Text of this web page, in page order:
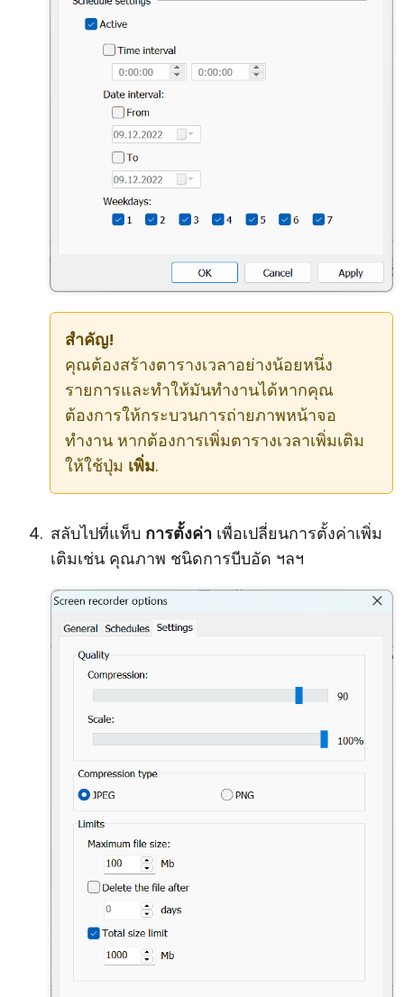
สำคัญ!
คุณต้องสร้างตารางเวลาอย่างน้อยหนึ่ง
รายการและทำให้มันทำงานได้หากคุณ
ต้องการให้กระบวนการถ่ายภาพหน้าจอ
ทำงาน หากต้องการเพิ่มตารางเวลาเพิ่มเติม
ให้ใช้ปุ่ม เพิ่ม.
สลับไปที่แท็บ การตั้งค่า เพื่อเปลี่ยนการตั้งค่าเพิ่ม
เติมเช่น คุณภาพ ชนิดการบีบอัด ฯลฯ